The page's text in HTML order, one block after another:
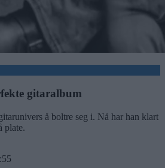
gitaralbum
å boltre seg i. Nå har han klart
plate.